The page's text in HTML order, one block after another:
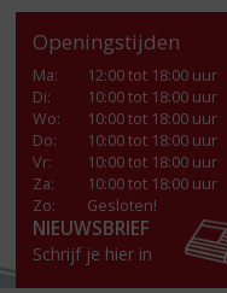
Openingstijden
Ma:
12:00 tot 18:00 uur
Di:
10:00 tot 18:00 uur
Wo:
10:00 tot 18:00 uur
Do:
10:00 tot 18:00 uur
Vr:
10:00 tot 18:00 uur
Za:
10:00 tot 18:00 uur
Zo:
Gesloten!
NIEUWSBRIEF
Schrijf je hier in